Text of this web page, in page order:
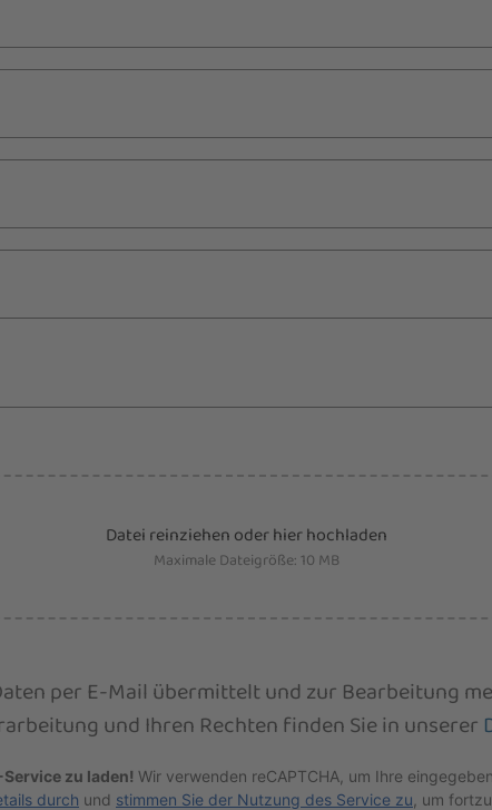
Datei reinziehen oder hier hochladen
Maximale Dateigröße: 10 MB
per E-Mail übermittelt und zur Bearbeitung
und Ihren Rechten finden Sie in unserer
zu laden! Wir verwenden reCAPTCHA, um Ihre
durch und stimmen Sie der Nutzung des Service zu , um